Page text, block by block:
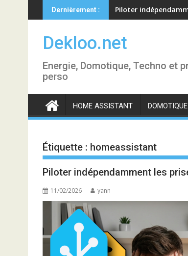
to
content
Dernièrement : Piloter
Dekloo.net
Energie, Domotique, Techno et
perso
HOME ASSISTANT DOMOTIQUE
Étiquette : homeassistant
Piloter indépendamment les
11/02/2026 yann